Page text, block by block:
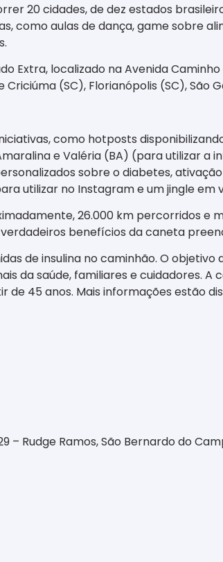
20 cidades, de dez estados
como aulas de dança, game sobre
Extra, localizado na Avenida Caminho
(SC), Florianópolis (SC), São
como hotposts
e Valéria (BA) (para utilizar
sobre o diabetes,
utilizar no Instagram e um jingle em
26.000 km percorridos e
benefícios da caneta
de insulina no caminhão. O
da saúde, familiares e cuidadores.
de 45 anos. Mais informações estão
– Rudge Ramos, São Bernardo do